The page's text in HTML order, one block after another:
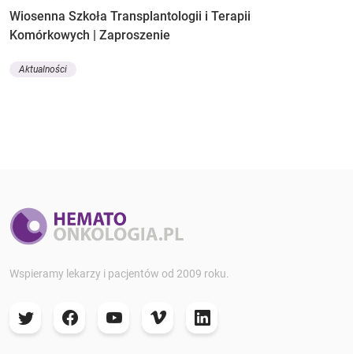
Wiosenna Szkoła Transplantologii i Terapii
Komórkowych | Zaproszenie
Aktualności
Wspieramy lekarzy i pacjentów od 2009 roku.